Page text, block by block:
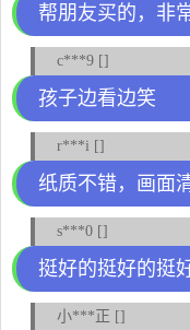
帮朋友买的，非
c***9 []
孩子边看边笑
r***i []
纸质不错，画面
s***0 []
挺好的挺好的挺
小***正 []